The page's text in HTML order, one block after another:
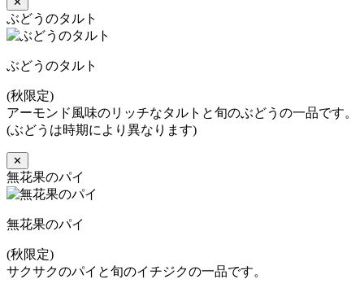
ぶどうのタルト
ぶどうのタルト
(秋限定)
アーモンド風味のリッチなタルトと旬のぶどうの一品です。
(ぶどうは時期により異なります)
✕
無花果のパイ
無花果のパイ
(秋限定)
サクサクのパイと旬のイチジクの一品です。